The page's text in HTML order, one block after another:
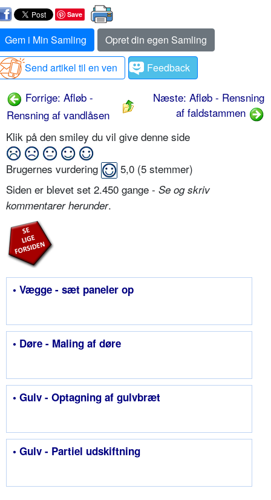
Save
Gem i Min Samling
Opret din egen Samling
Send artikel til en ven
Feedback
Forrige: Afløb -
Rensning af vandlåsen
Næste: Afløb - Rensning
af faldstammen
Klik på den smiley du vil give denne side
Brugernes vurdering 5,0 (5 stemmer)
Siden er blevet set 2.450 gange - Se og skriv
kommentarer herunder.
• Vægge - sæt paneler op
• Døre - Maling af døre
• Gulv - Optagning af gulvbræt
• Gulv - Partiel udskiftning